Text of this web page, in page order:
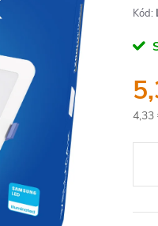
Kód:
4,33
cena: